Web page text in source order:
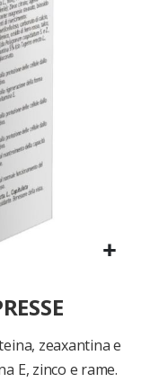
zeaxantina e
E, zinco e rame.